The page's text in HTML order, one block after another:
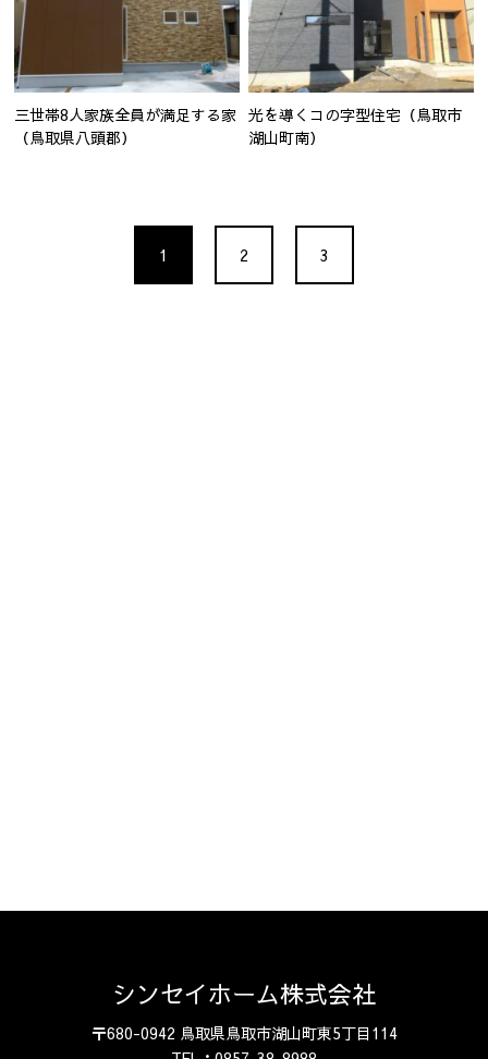
三世帯8人家族全員が満足する家
（鳥取県八頭郡）
光を導くコの字型住宅（鳥取市
湖山町南）
1 2 3
シンセイホーム株式会社
〒680-0942 鳥取県鳥取市湖山町東5丁目114